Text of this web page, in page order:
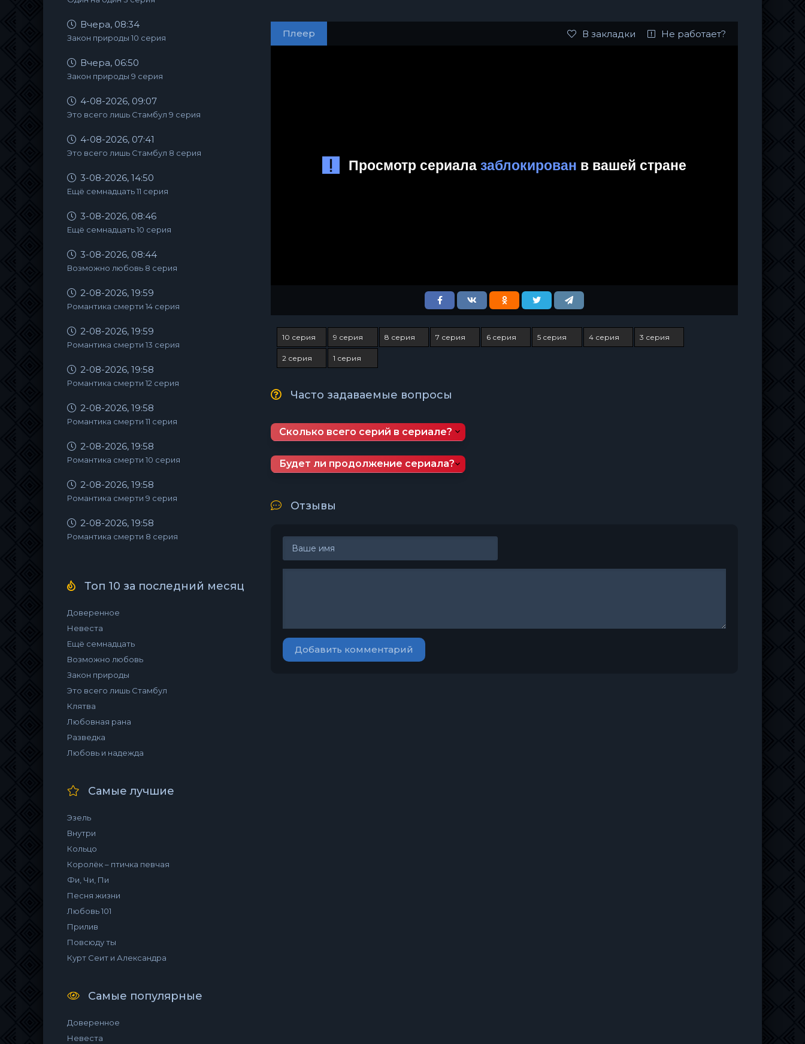
Вчера, 08:34
Закон природы 10 серия
Вчера, 06:50
Закон природы 9 серия
4-08-2026, 09:07
Это всего лишь Стамбул 9 серия
4-08-2026, 07:41
Это всего лишь Стамбул 8 серия
3-08-2026, 14:50
Ещё семнадцать 11 серия
3-08-2026, 08:46
Ещё семнадцать 10 серия
3-08-2026, 08:44
Возможно любовь 8 серия
2-08-2026, 19:59
Романтика смерти 14 серия
2-08-2026, 19:59
Романтика смерти 13 серия
2-08-2026, 19:58
Романтика смерти 12 серия
2-08-2026, 19:58
Романтика смерти 11 серия
2-08-2026, 19:58
Романтика смерти 10 серия
2-08-2026, 19:58
Романтика смерти 9 серия
2-08-2026, 19:58
Романтика смерти 8 серия
Топ 10 за последний месяц
Доверенное
Невеста
Ещё семнадцать
Возможно любовь
Закон природы
Это всего лишь Стамбул
Клятва
Любовная рана
Разведка
Любовь и надежда
Самые лучшие
Эзель
Внутри
Кольцо
Королёк – птичка певчая
Фи, Чи, Пи
Песня жизни
Любовь 101
Прилив
Повсюду ты
Курт Сеит и Александра
Самые популярные
Доверенное
Невеста
Плеер В закладки Не работает?
10 серия 9 серия 8 серия 7 серия 6 серия 5 серия 4 серия 3 серия
2 серия 1 серия
Часто задаваемые вопросы
Сколько всего серий в сериале?
Будет ли продолжение сериала?
Отзывы
Добавить комментарий